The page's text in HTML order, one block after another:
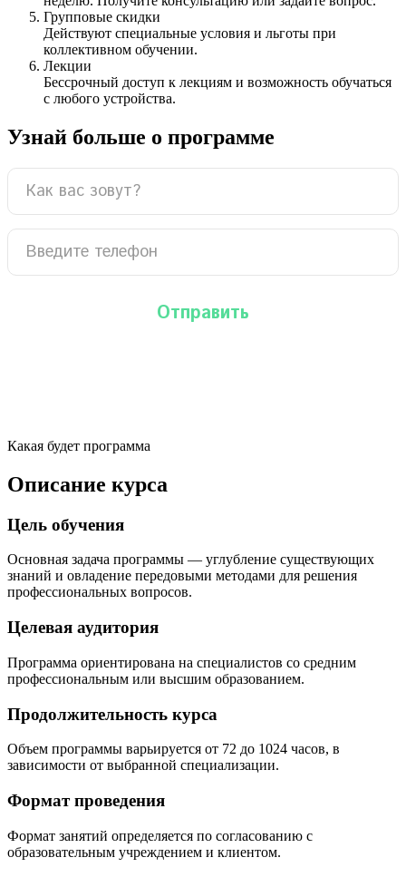
Групповые скидки
Действуют специальные условия и льготы при
коллективном обучении.
Лекции
Бессрочный доступ к лекциям и возможность обучаться
с любого устройства.
Узнай больше о программе
Какая будет программа
Описание курса
Цель обучения
Основная задача программы — углубление существующих
знаний и овладение передовыми методами для решения
профессиональных вопросов.
Целевая аудитория
Программа ориентирована на специалистов со средним
профессиональным или высшим образованием.
Продолжительность курса
Объем программы варьируется от 72 до 1024 часов, в
зависимости от выбранной специализации.
Формат проведения
Формат занятий определяется по согласованию с
образовательным учреждением и клиентом.